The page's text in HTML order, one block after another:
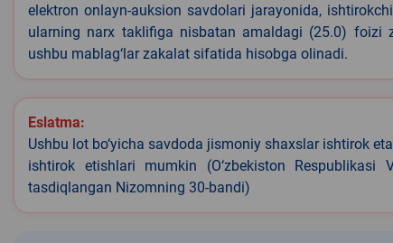
elektron onlayn-auksion savdolari jarayonida,
ularning narx taklifiga nisbatan amaldagi (25.0) foizi
ushbu mablag‘lar zakalat sifatida hisobga olinadi.
Eslatma:
Ushbu lot bo‘yicha savdoda jismoniy shaxslar ishtirok
ishtirok etishlari mumkin (O‘zbekiston
tasdiqlangan Nizomning 30-bandi)